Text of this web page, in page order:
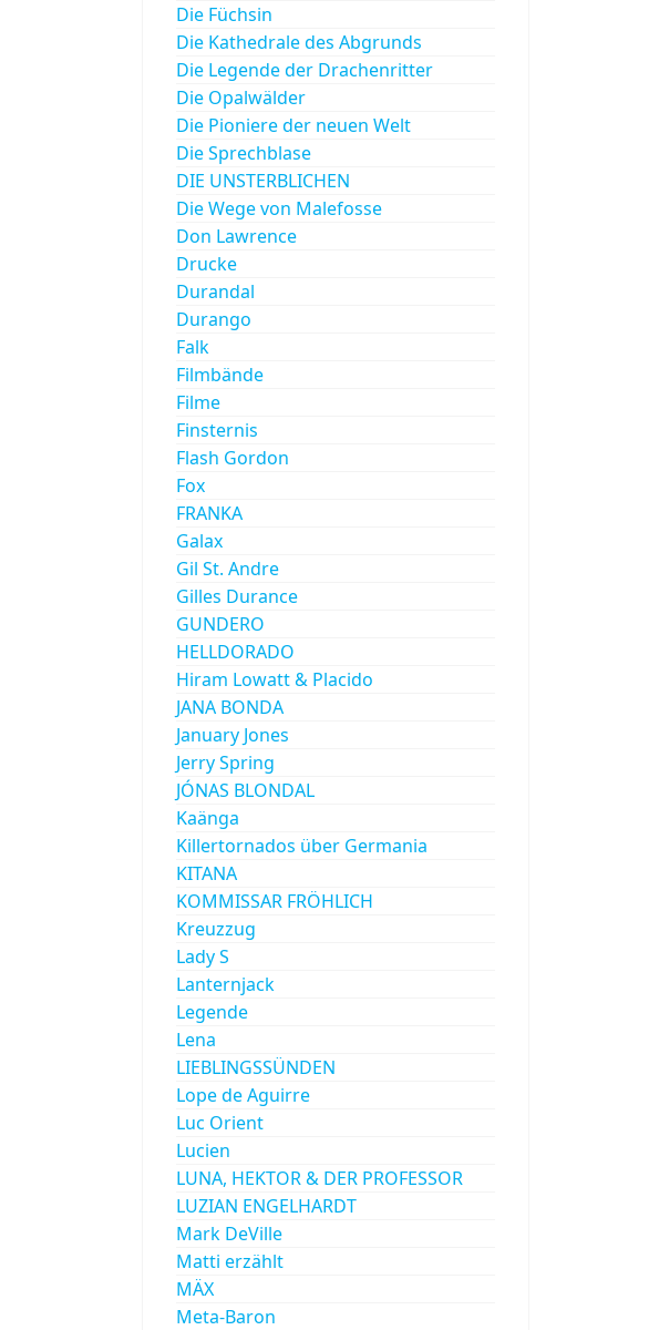
Die Füchsin
Die Kathedrale des Abgrunds
Die Legende der Drachenritter
Die Opalwälder
Die Pioniere der neuen Welt
Die Sprechblase
DIE UNSTERBLICHEN
Die Wege von Malefosse
Don Lawrence
Drucke
Durandal
Durango
Falk
Filmbände
Filme
Finsternis
Flash Gordon
Fox
FRANKA
Galax
Gil St. Andre
Gilles Durance
GUNDERO
HELLDORADO
Hiram Lowatt & Placido
JANA BONDA
January Jones
Jerry Spring
JÓNAS BLONDAL
Kaänga
Killertornados über Germania
KITANA
KOMMISSAR FRÖHLICH
Kreuzzug
Lady S
Lanternjack
Legende
Lena
LIEBLINGSSÜNDEN
Lope de Aguirre
Luc Orient
Lucien
LUNA, HEKTOR & DER PROFESSOR
LUZIAN ENGELHARDT
Mark DeVille
Matti erzählt
MÄX
Meta-Baron